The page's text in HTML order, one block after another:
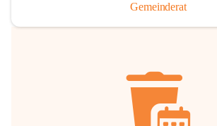
Gemeinderat